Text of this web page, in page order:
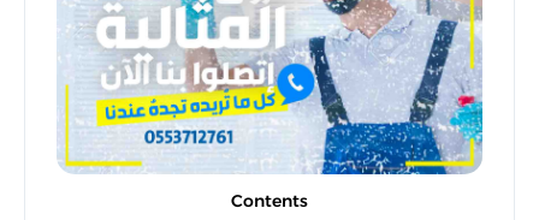
Contents